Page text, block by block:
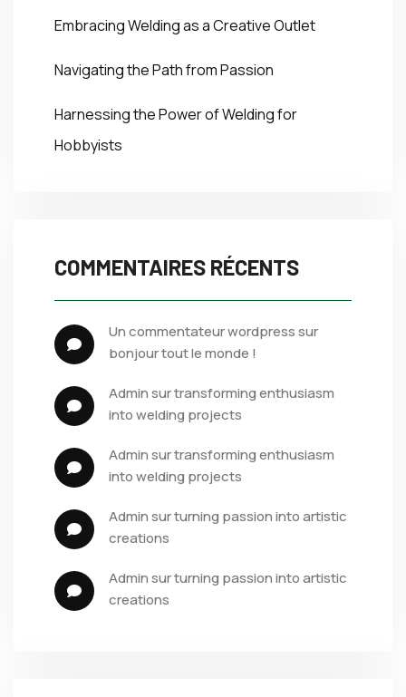
Embracing Welding as a Creative Outlet
Navigating the Path from Passion
Harnessing the Power of Welding for
Hobbyists
COMMENTAIRES RÉCENTS
un commentateur wordpress
bonjour tout le monde !
admin sur transforming enthusiasm
into welding projects
admin sur transforming enthusiasm
into welding projects
admin sur turning passion into artistic
creations
admin sur turning passion into artistic
creations